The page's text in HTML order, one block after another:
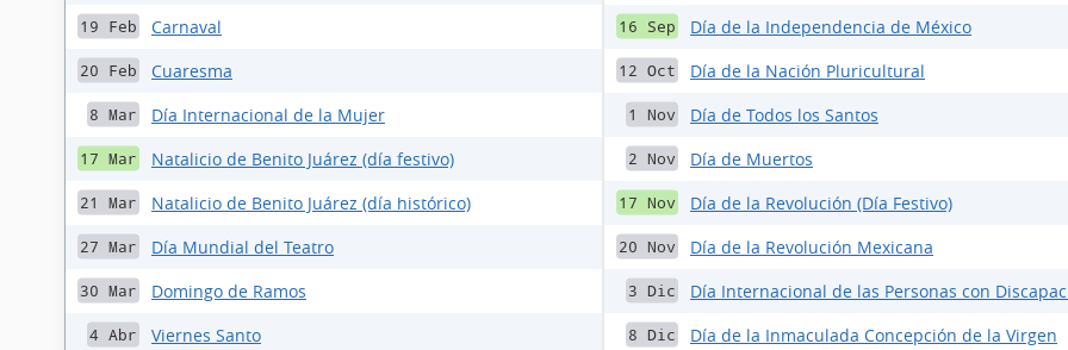
19 Feb Carnaval
20 Feb Cuaresma
8 Mar Día Internacional de la Mujer
17 Mar Natalicio de Benito Juárez (día festivo)
21 Mar Natalicio de Benito Juárez (día histórico)
27 Mar Día Mundial del Teatro
30 Mar Domingo de Ramos
4 Abr Viernes Santo
16 Sep Día de la Independencia de México
12 Oct Día de la Nación Pluricultural
1 Nov Día de Todos los Santos
2 Nov Día de Muertos
17 Nov Día de la Revolución (Día Festivo)
20 Nov Día de la Revolución Mexicana
3 Dic Día Internacional de las Personas con
8 Dic Día de la Inmaculada Concepción de la Virgen